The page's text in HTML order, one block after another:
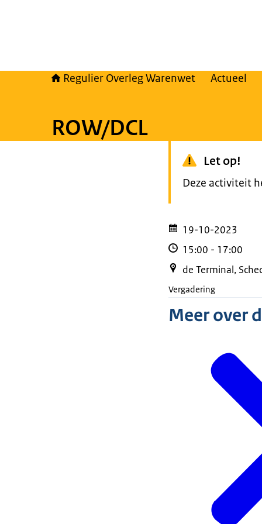
Regulier Overleg Warenwet Actueel
ROW/DCL
Let op!
Deze activiteit
19-10-2023
15:00 - 17:00
de Terminal,
Vergadering
Meer over